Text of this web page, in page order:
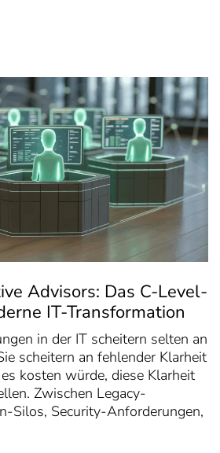
Advisors: Das C-Level-
IT-Transformation
in der IT scheitern selten an
scheitern an fehlender Klarheit
kosten würde, diese Klarheit
Zwischen Legacy-
Silos, Security-Anforderungen,